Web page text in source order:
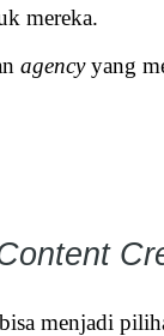
mereka.
agencyyang
menjadi